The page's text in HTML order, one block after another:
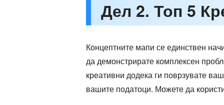
Дел 2. Топ 5
Концептните мапи се единствен
да демонстрирате комплексен
креативни додека ги поврзувате
вашите податоци. Можете да